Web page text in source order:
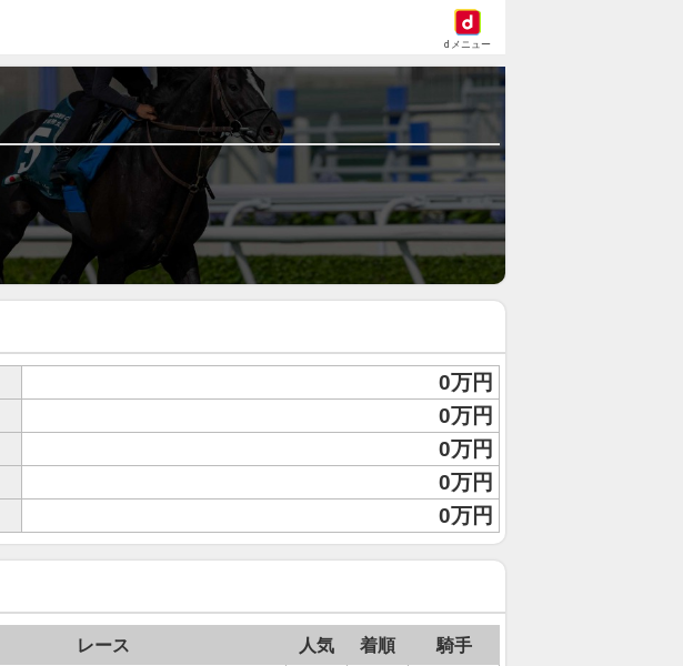
dメニュー
0万円
0万円
0万円
0万円
0万円
レース 人気 着順 騎手